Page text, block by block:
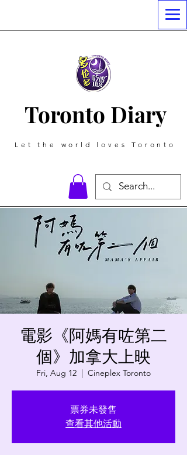
Toronto Diary
Let the world loves Toronto
電影《阿媽有咗第二
個》加拿大上映
Fri, Aug 12
  |
Cineplex Toronto
票券未發售
查看其他活動